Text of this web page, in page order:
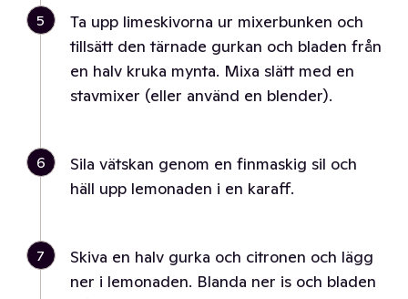
5
Ta upp limeskivorna ur mixerbunken och
tillsätt den tärnade gurkan och bladen från
en halv kruka mynta. Mixa slätt med en
stavmixer (eller använd en blender).
6
Sila vätskan genom en finmaskig sil och
häll upp lemonaden i en karaff.
7
Skiva en halv gurka och citronen och lägg
ner i lemonaden. Blanda ner is och bladen